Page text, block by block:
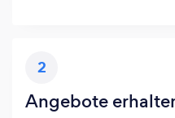
2
Angebote